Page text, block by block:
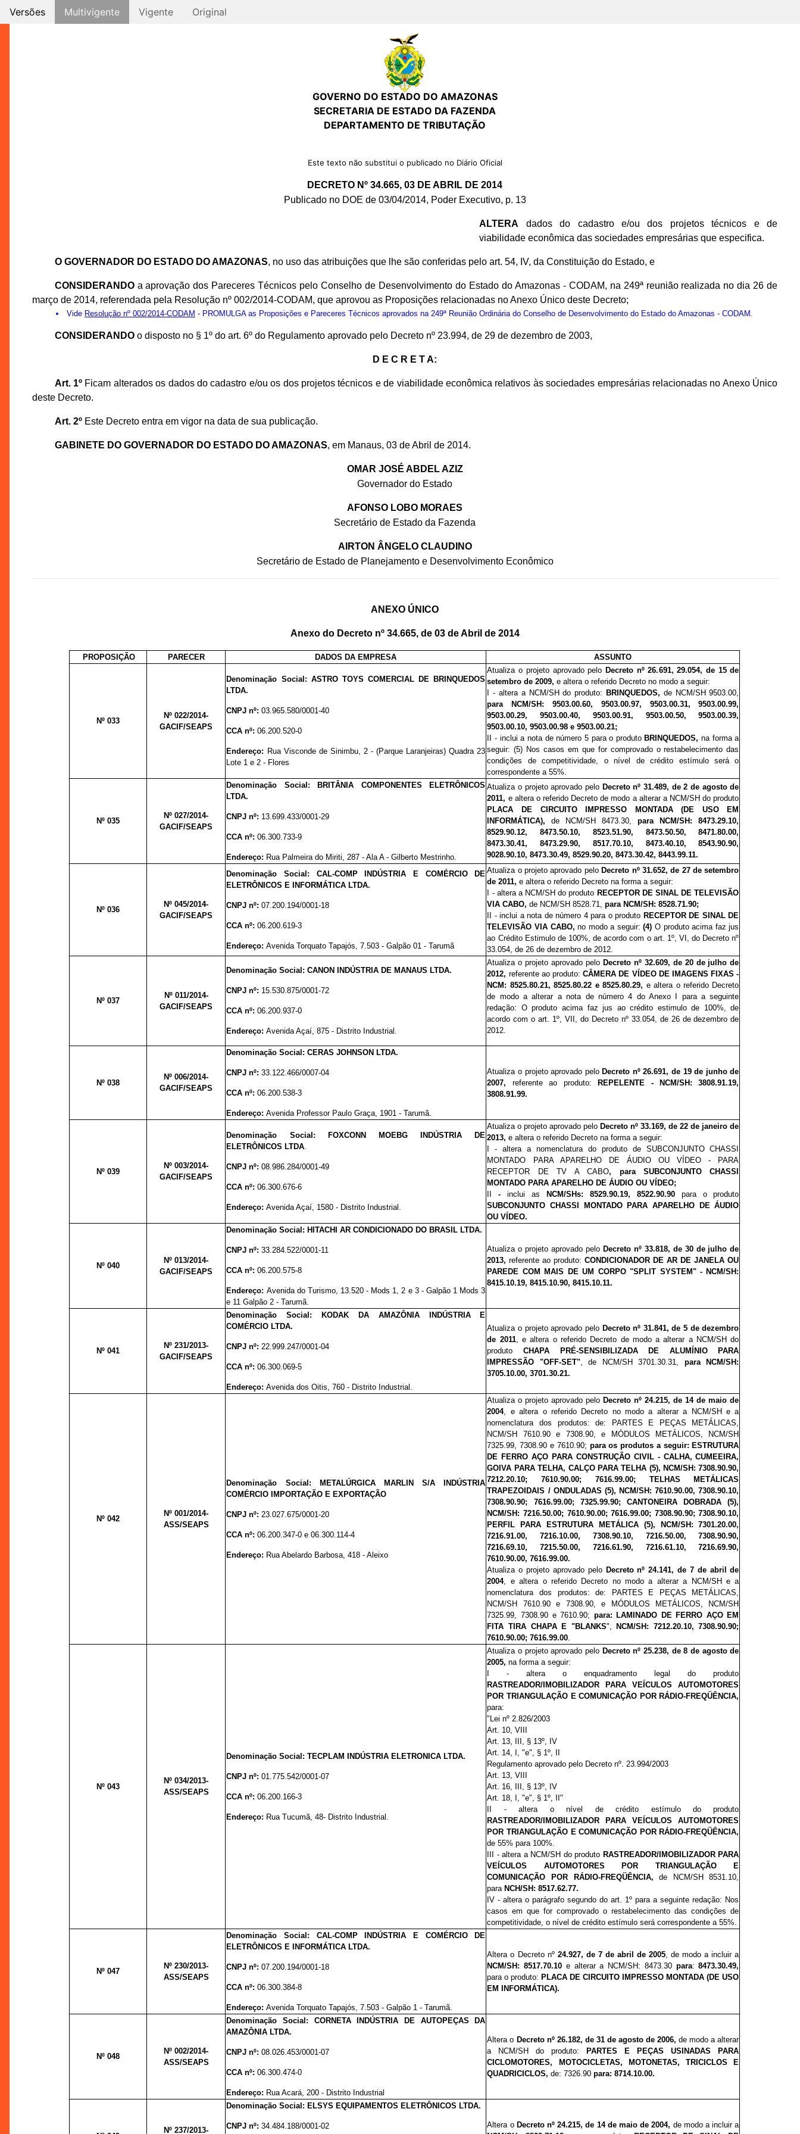
Versões Multivigente Vigente Original
GOVERNO DO ESTADO DO AMAZONAS
SECRETARIA DE ESTADO DA FAZENDA
DEPARTAMENTO DE TRIBUTAÇÃO
Este texto não substitui o publicado no Diário Oficial
DECRETO Nº 34.665, 03 DE ABRIL DE 2014
Publicado no DOE de 03/04/2014, Poder Executivo, p. 13
ALTERA dados do cadastro e/ou dos projetos técnicos e de
viabilidade econômica das sociedades empresárias que especifica.
O GOVERNADOR DO ESTADO DO AMAZONAS, no uso das atribuições que lhe são conferidas pelo art. 54, IV, da Constituição do Estado, e
CONSIDERANDOa aprovação dos Pareceres Técnicos pelo Conselho de Desenvolvimento do Estado do Amazonas - CODAM, na 249ª reunião realizada no dia 26 de
março de 2014, referendada pela Resolução nº 002/2014-CODAM, que aprovou as Proposições relacionadas no Anexo Único deste Decreto;
Vide Resolução nº 002/2014-CODAM - PROMULGA as Proposições e Pareceres Técnicos aprovados na 249ª Reunião Ordinária do Conselho de Desenvolvimento do Estado do Amazonas - CODAM.
CONSIDERANDOo disposto no § 1º do art. 6º do Regulamento aprovado pelo Decreto nº 23.994, de 29 de dezembro de 2003,
D E C R E T A:
Art. 1ºFicam alterados os dados do cadastro e/ou os dos projetos técnicos e de viabilidade econômica relativos às sociedades empresárias relacionadas no Anexo Único
deste Decreto.
Art. 2ºEste Decreto entra em vigor na data de sua publicação.
GABINETE DO GOVERNADOR DO ESTADO DO AMAZONAS, em Manaus, 03 de Abril de 2014.
OMAR JOSÉ ABDEL AZIZ
Governador do Estado
AFONSO LOBO MORAES
Secretário de Estado da Fazenda
AIRTON ÂNGELO CLAUDINO
Secretário de Estado de Planejamento e Desenvolvimento Econômico
ANEXO ÚNICO
Anexo do Decreto nº 34.665, de 03 de Abril de 2014
PROPOSIÇÃO PARECER DADOS DA EMPRESA ASSUNTO
Nº 033
Nº 022/2014-
GACIF/SEAPS
Denominação Social: ASTRO TOYS COMERCIAL DE BRINQUEDOS
LTDA.
CNPJ nº:03.965.580/0001-40
CCA nº:06.200.520-0
Endereço: Rua Visconde de Sinimbu, 2 - (Parque Laranjeiras) Quadra 23
Lote 1 e 2 - Flores
Atualiza o projeto aprovado pelo Decreto nº 26.691, 29.054, de 15 de
setembro de 2009,e altera o referido Decreto no modo a seguir:
I - altera a NCM/SH do produto: BRINQUEDOS, de NCM/SH 9503.00,
para NCM/SH: 9503.00.60, 9503.00.97, 9503.00.31, 9503.00.99,
9503.00.29, 9503.00.40, 9503.00.91, 9503.00.50, 9503.00.39,
9503.00.10, 9503.00.98 e 9503.00.21;
II - inclui a nota de número 5 para o produto BRINQUEDOS,na forma a
seguir: (5) Nos casos em que for comprovado o restabelecimento das
condições de competitividade, o nível de crédito estímulo será o
correspondente a 55%.
Nº 035
Nº 027/2014-
GACIF/SEAPS
Denominação Social:
BRITÂNIA COMPONENTES ELETRÔNICOS
LTDA.
CNPJ nº: 13.699.433/0001-29
CCA nº:06.300.733-9
Endereço: Rua Palmeira do Miriti, 287 - Ala A - Gilberto Mestrinho.
Atualiza o projeto aprovado pelo Decreto nº 31.489, de 2 de agosto de
2011, e altera o referido Decreto de modo a alterar a NCM/SH do produto
PLACA DE CIRCUITO IMPRESSO MONTADA (DE USO EM
INFORMÁTICA),de NCM/SH 8473.30,para NCM/SH:8473.29.10,
8529.90.12, 8473.50.10, 8523.51.90, 8473.50.50, 8471.80.00,
8473.30.41, 8473.29.90, 8517.70.10, 8473.40.10, 8543.90.90,
9028.90.10, 8473.30.49, 8529.90.20, 8473.30.42, 8443.99.11.
Nº 036
Nº 045/2014-
GACIF/SEAPS
Denominação Social: CAL-COMP INDÚSTRIA E COMÉRCIO DE
ELETRÔNICOS E INFORMÁTICA LTDA.
CNPJ nº:07.200.194/0001-18
CCA nº:06.200.619-3
Endereço:Avenida Torquato Tapajós, 7.503 - Galpão 01 - Tarumã
Atualiza o projeto aprovado pelo Decreto nº 31.652, de 27 de setembro
de 2011,e altera o referido Decreto na forma a seguir:
I - altera a NCM/SH do produto RECEPTOR DE SINAL DE TELEVISÃO
VIA CABO,de NCM/SH 8528.71,para NCM/SH: 8528.71.90;
II - inclui a nota de número 4 para o produto RECEPTOR DE SINAL DE
TELEVISÃO VIA CABO,no modo a seguir:(4) O produto acima faz jus
ao Crédito Estimulo de 100%, de acordo com o art. 1º, VI, do Decreto nº
33.054, de 26 de dezembro de 2012.
Nº 037
Nº 011/2014-
GACIF/SEAPS
Denominação Social:CANON INDÚSTRIA DE MANAUS LTDA.
CNPJ nº: 15.530.875/0001-72
CCA nº:06.200.937-0
Endereço:Avenida Açaí, 875 - Distrito Industrial.
Atualiza o projeto aprovado pelo Decreto nº 32.609, de 20 de julho de
2012, referente ao produto:CÂMERA DE VÍDEO DE IMAGENS FIXAS -
NCM: 8525.80.21, 8525.80.22 e 8525.80.29, e altera o referido Decreto
de modo a alterar a nota de número 4 do Anexo I para a seguinte
redação: O produto acima faz jus ao crédito estimulo de 100%, de
acordo com o art. 1º, VII, do Decreto nº 33.054, de 26 de dezembro de
2012.
Nº 038
Nº 006/2014-
GACIF/SEAPS
Denominação Social:CERAS JOHNSON LTDA.
CNPJ nº:33.122.466/0007-04
CCA nº:06.200.538-3
Endereço:Avenida Professor Paulo Graça, 1901 - Tarumã.
Atualiza o projeto aprovado pelo Decreto nº 26.691, de 19 de junho de
2007, referente ao produto:
REPELENTE - NCM/SH: 3808.91.19,
3808.91.99.
Nº 039
Nº 003/2014-
GACIF/SEAPS
Denominação Social:
FOXCONN MOEBG INDÚSTRIA DE
ELETRÔNICOS LTDA.
CNPJ nº:08.986.284/0001-49
CCA nº:06.300.676-6
Endereço:Avenida Açaí, 1580 - Distrito Industrial.
Atualiza o projeto aprovado pelo Decreto nº 33.169, de 22 de janeiro de
2013, e altera o referido Decreto na forma a seguir:
I - altera a nomenclatura do produto de SUBCONJUNTO CHASSI
MONTADO PARA APARELHO DE ÁUDIO OU VÍDEO - PARA
RECEPTOR DE TV A CABO, para SUBCONJUNTO CHASSI
MONTADO PARA APARELHO DE ÁUDIO OU VÍDEO;
-inclui as NCM/SHs: 8529.90.19, 8522.90.90 para o produto
SUBCONJUNTO CHASSI MONTADO PARA APARELHO DE ÁUDIO
OU VÍDEO.
Nº 040
Nº 013/2014-
GACIF/SEAPS
Denominação Social: HITACHI AR CONDICIONADO DO BRASIL LTDA.
CNPJ nº:33.284.522/0001-11
CCA nº:06.200.575-8
Endereço: Avenida do Turismo, 13.520 - Mods 1, 2 e 3 - Galpão 1 Mods 3
e 11 Galpão 2 - Tarumã.
Atualiza o projeto aprovado pelo Decreto nº 33.818, de 30 de julho de
2013, referente ao produto:CONDICIONADOR DE AR DE JANELA OU
PAREDE COM MAIS DE UM CORPO "SPLIT SYSTEM" - NCM/SH:
8415.10.19, 8415.10.90, 8415.10.11.
Nº 041
Nº 231/2013-
GACIF/SEAPS
Denominação Social:
KODAK DA AMAZÔNIA INDÚSTRIA E
COMÉRCIO LTDA.
CNPJ nº:22.999.247/0001-04
CCA nº:06.300.069-5
Endereço:Avenida dos Oitis, 760 - Distrito Industrial.
Atualiza o projeto aprovado pelo Decreto nº 31.841, de 5 de dezembro
de 2011, e altera o referido Decreto de modo a alterar a NCM/SH do
produto CHAPA PRÉ-SENSIBILIZADA DE ALUMÍNIO PARA
IMPRESSÃO "OFF-SET", de NCM/SH 3701.30.31, para NCM/SH:
3705.10.00, 3701.30.21.
Nº 042
Nº 001/2014-
ASS/SEAPS
Denominação Social:
METALÚRGICA MARLIN S/A INDÚSTRIA
COMÉRCIO IMPORTAÇÃO E EXPORTAÇÃO
CNPJ nº:23.027.675/0001-20
CCA nº:06.200.347-0 e 06.300.114-4
Endereço: Rua Abelardo Barbosa, 418 - Aleixo
Atualiza o projeto aprovado pelo Decreto nº 24.215, de 14 de maio de
2004, e altera o referido Decreto no modo a alterar a NCM/SH e a
nomenclatura dos produtos: de: PARTES E PEÇAS METÁLICAS,
NCM/SH 7610.90 e 7308.90, e MÓDULOS METÁLICOS, NCM/SH
7325.99, 7308.90 e 7610.90; para os produtos a seguir: ESTRUTURA
DE FERRO AÇO PARA CONSTRUÇÃO CIVIL - CALHA, CUMEEIRA,
GOIVA PARA TELHA, CALÇO PARA TELHA (5), NCM/SH: 7308.90.90,
7212.20.10;7610.90.00; 7616.99.00; TELHAS METÁLICAS
TRAPEZOIDAIS / ONDULADAS (5), NCM/SH: 7610.90.00, 7308.90.10,
7308.90.90; 7616.99.00; 7325.99.90; CANTONEIRA DOBRADA (5),
NCM/SH: 7216.50.00; 7610.90.00; 7616.99.00; 7308.90.90; 7308.90.10,
PERFIL PARA ESTRUTURA METÁLICA (5), NCM/SH: 7301.20.00,
7216.91.00, 7216.10.00, 7308.90.10, 7216.50.00, 7308.90.90,
7216.69.10, 7215.50.00, 7216.61.90, 7216.61.10, 7216.69.90,
7610.90.00, 7616.99.00.
Atualiza o projeto aprovado pelo Decreto nº 24.141, de 7 de abril de
2004, e altera o referido Decreto no modo a alterar a NCM/SH e a
nomenclatura dos produtos: de: PARTES E PEÇAS METÁLICAS,
NCM/SH 7610.90 e 7308.90, e MÓDULOS METÁLICOS, NCM/SH
7325.99, 7308.90 e 7610.90; para: LAMINADO DE FERRO AÇO EM
FITA TIRA CHAPA E "BLANKS",
NCM/SH: 7212.20.10, 7308.90.90;
7610.90.00; 7616.99.00.
Nº 043
Nº 034/2013-
ASS/SEAPS
Denominação Social:TECPLAM INDÚSTRIA ELETRONICA LTDA.
CNPJ nº:01.775.542/0001-07
CCA nº:06.200.166-3
Endereço: Rua Tucumã, 48- Distrito Industrial.
Atualiza o projeto aprovado pelo Decreto nº 25.238, de 8 de agosto de
2005, na forma a seguir:
I - altera o enquadramento legal do produto
RASTREADOR/IMOBILIZADOR PARA VEÍCULOS AUTOMOTORES
POR TRIANGULAÇÃO E COMUNICAÇÃO POR RÁDIO-FREQÜÊNCIA,
para:
"Lei nº 2.826/2003
Art. 10, VIII
Art. 13, III, § 13º, IV
Art. 14, I, "e", § 1º, II
Regulamento aprovado pelo Decreto nº. 23.994/2003
Art. 13, VIII
Art. 16, III, § 13º, IV
Art. 18, I, "e", § 1º, II"
II - altera o nível de crédito estímulo do produto
RASTREADOR/IMOBILIZADOR PARA VEÍCULOS AUTOMOTORES
POR TRIANGULAÇÃO E COMUNICAÇÃO POR RÁDIO-FREQÜÊNCIA,
de 55% para 100%.
III - altera a NCM/SH do produto RASTREADOR/IMOBILIZADOR PARA
VEÍCULOS AUTOMOTORES POR TRIANGULAÇÃO E
COMUNICAÇÃO POR RÁDIO-FREQÜÊNCIA,de NCM/SH 8531.10,
para NCH/SH: 8517.62.77.
IV - altera o parágrafo segundo do art. 1º para a seguinte redação: Nos
casos em que for comprovado o restabelecimento das condições de
competitividade, o nível de crédito estímulo será correspondente a 55%.
Nº 047
Nº 230/2013-
ASS/SEAPS
Denominação Social: CAL-COMP INDÚSTRIA E COMÉRCIO DE
ELETRÔNICOS E INFORMÁTICA LTDA.
CNPJ nº:07.200.194/0001-18
CCA nº:06.300.384-8
Endereço:Avenida Torquato Tapajós, 7.503 - Galpão 1 - Tarumã.
Altera o Decreto nº 24.927, de 7 de abril de 2005, de modo a incluir a
NCM/SH: 8517.70.10 e alterar a NCM/SH: 8473.30 para:8473.30.49,
para o produto: PLACA DE CIRCUITO IMPRESSO MONTADA (DE USO
EM INFORMÁTICA).
Nº 048
Nº 002/2014-
ASS/SEAPS
Denominação Social: CORNETA INDÚSTRIA DE AUTOPEÇAS DA
AMAZÔNIA LTDA.
CNPJ nº:08.026.453/0001-07
CCA nº:06.300.474-0
Endereço: Rua Acará, 200 - Distrito Industrial
Altera o Decreto nº 26.182, de 31 de agosto de 2006,de modo a alterar
a NCM/SH do produto:
PARTES E PEÇAS USINADAS PARA
CICLOMOTORES, MOTOCICLETAS, MOTONETAS, TRICICLOS E
QUADRICICLOS,de: 7326.90 para: 8714.10.00.
Nº 237/2013-
Denominação Social: ELSYS EQUIPAMENTOS ELETRÔNICOS LTDA.
CNPJ nº:34.484.188/0001-02 Altera o Decreto nº 24.215, de 14 de maio de 2004, de modo a incluir a